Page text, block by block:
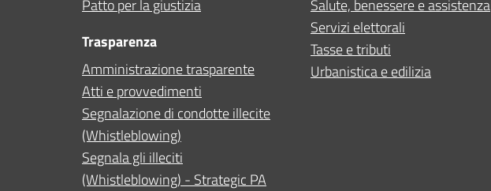
Patto per la giustizia
Trasparenza
Amministrazione trasparente
Atti e provvedimenti
Segnalazione di condotte illecite
(Whistleblowing)
Segnala gli illeciti
(Whistleblowing) - Strategic PA
Salute, benessere e assistenza
Servizi elettorali
Tasse e tributi
Urbanistica e edilizia